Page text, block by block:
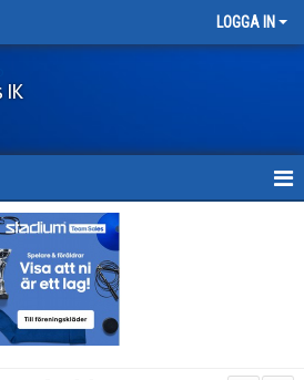
LOGGA IN
IK